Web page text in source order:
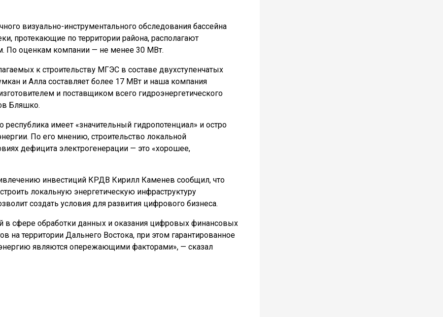
визуально-инструментального обследования бассейна
протекающие по территории района, располагают
По оценкам компании — не менее 30 МВт.
к строительству МГЭС в составе двухступенчатых
и Алла составляет более 17 МВт и наша компания
и поставщиком всего гидроэнергетического
Бляшко.
республика имеет «значительный гидропотенциал» и остро
По его мнению, строительство локальной
дефицита электрогенерации — это «хорошее,
инвестиций КРДВ Кирилл Каменев сообщил, что
локальную энергетическую инфраструктуру
создать условия для развития цифрового бизнеса.
в сфере обработки данных и оказания цифровых финансовых
на территории Дальнего Востока, при этом гарантированное
являются опережающими факторами», — сказал